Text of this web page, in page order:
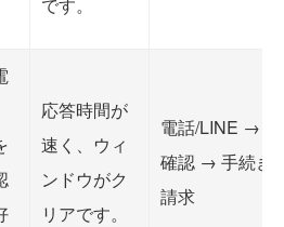
応答時間が
速く、ウィ
ンドウがク
リアです。
電話/LINE →
確認 → 手続き
請求